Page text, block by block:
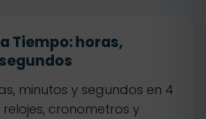
Tiempo: horas,
minutos y segundos en 4
cronometros y